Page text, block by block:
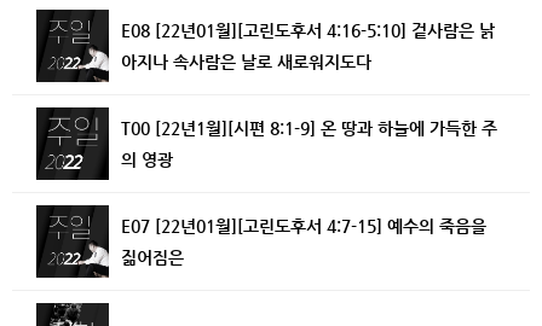
E08 [22년01월][고린도후서 4:16-5:10] 겉사람은 낡
아지나 속사람은 날로 새로워지도다
T00 [22년1월][시편 8:1-9] 온 땅과 하늘에 가득한 주
의 영광
E07 [22년01월][고린도후서 4:7-15] 예수의 죽음을
짊어짐은